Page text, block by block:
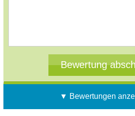
▼ Bewertungen